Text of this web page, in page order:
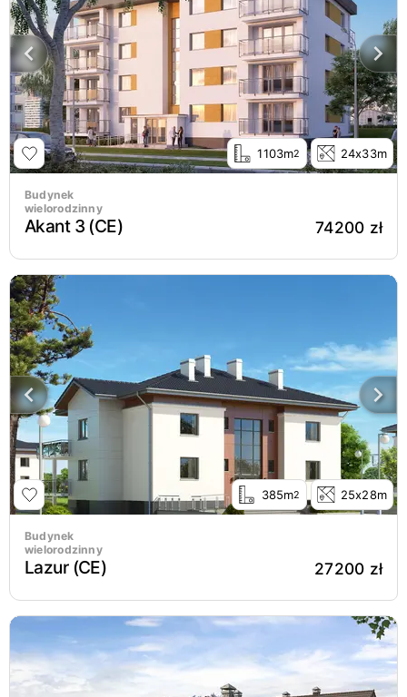
1103m2 24x33m
Budynek
wielorodzinny
Akant 3 (CE) 74200 zł
385m2 25x28m
Budynek
wielorodzinny
Lazur (CE) 27200 zł